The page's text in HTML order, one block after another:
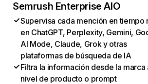
Semrush Enterprise AIO
Supervisa cada mención en tiempo
en ChatGPT, Perplexity, Gemini,
AI Mode, Claude, Grok y otras
plataformas de búsqueda de IA
Filtra la información desde la marca
nivel de producto o prompt